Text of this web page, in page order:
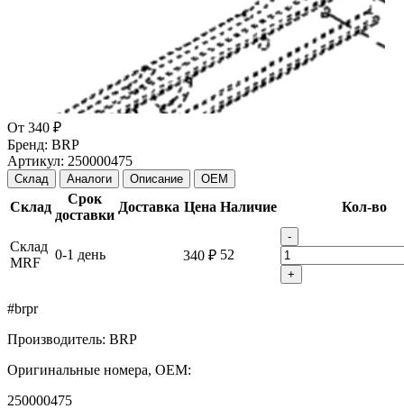
От 340 ₽
Бренд: BRP
Артикул: 250000475
Склад Аналоги Описание OEM
Склад
Срок
доставки
Доставка Цена Наличие Кол-во
Склад
MRF
0-1 день 340 ₽ 52
-
+
#brpr
Производитель: BRP
Оригинальные номера, OEM:
250000475